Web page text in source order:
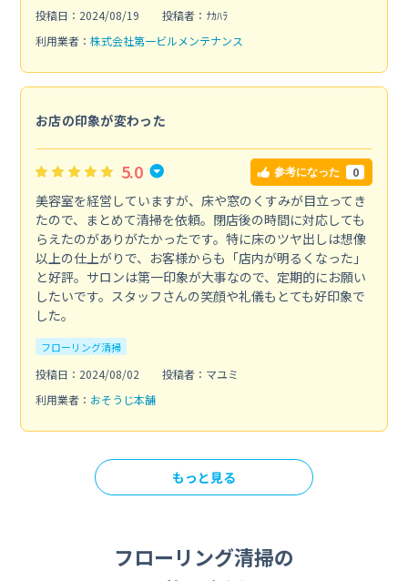
投稿日：2024/08/19
投稿者：ﾅｶﾊﾗ
利用業者： 株式会社第一ビルメンテナンス
お店の印象が変わった
5.0 参考になった 0
美容室を経営していますが、床や窓のくすみが目立ってき
たので、まとめて清掃を依頼。閉店後の時間に対応しても
らえたのがありがたかったです。特に床のツヤ出しは想像
以上の仕上がりで、お客様からも「店内が明るくなった」
と好評。サロンは第一印象が大事なので、定期的にお願い
したいです。スタッフさんの笑顔や礼儀もとても好印象で
した。
フローリング清掃
投稿日：2024/08/02
投稿者：マユミ
利用業者： おそうじ本舗
もっと見る
フローリング清掃の